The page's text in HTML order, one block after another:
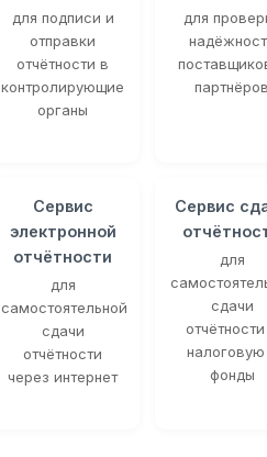
для подписи и
отправки
отчётности в
контролирующие
органы
для
партнёров
Сервис
электронной
отчётности
для
самостоятельной
сдачи
отчётности
через интернет
Сервис
для
сдачи
налоговую
фонды